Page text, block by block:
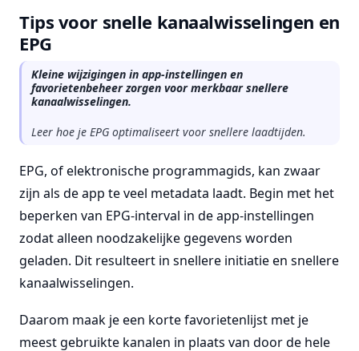
Tips voor snelle kanaalwisselingen en
EPG
Kleine wijzigingen in app-instellingen en
favorietenbeheer zorgen voor merkbaar snellere
kanaalwisselingen.
Leer hoe je EPG optimaliseert voor snellere laadtijden.
EPG, of elektronische programmagids, kan zwaar
zijn als de app te veel metadata laadt. Begin met het
beperken van EPG-interval in de app-instellingen
zodat alleen noodzakelijke gegevens worden
geladen. Dit resulteert in snellere initiatie en snellere
kanaalwisselingen.
Daarom maak je een korte favorietenlijst met je
meest gebruikte kanalen in plaats van door de hele